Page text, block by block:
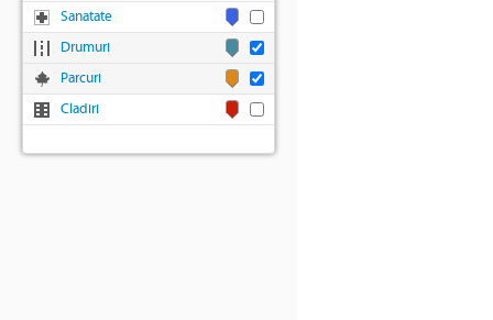
Sanatate
Drumuri
Parcuri
Cladiri